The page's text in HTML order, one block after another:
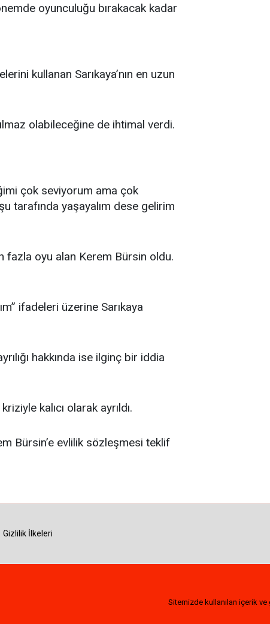
oyunculuğu bırakacak kadar
kullanan Sarıkaya’nın en uzun
olabileceğine de ihtimal verdi.
çok seviyorum ama çok
tarafında yaşayalım dese gelirim
fazla oyu alan Kerem Bürsin oldu.
ifadeleri üzerine Sarıkaya
hakkında ise ilginç bir iddia
kalıcı olarak ayrıldı.
Bürsin’e evlilik sözleşmesi teklif
Gizlilik İlkeleri
Sitemizde kullanılan içerik ve